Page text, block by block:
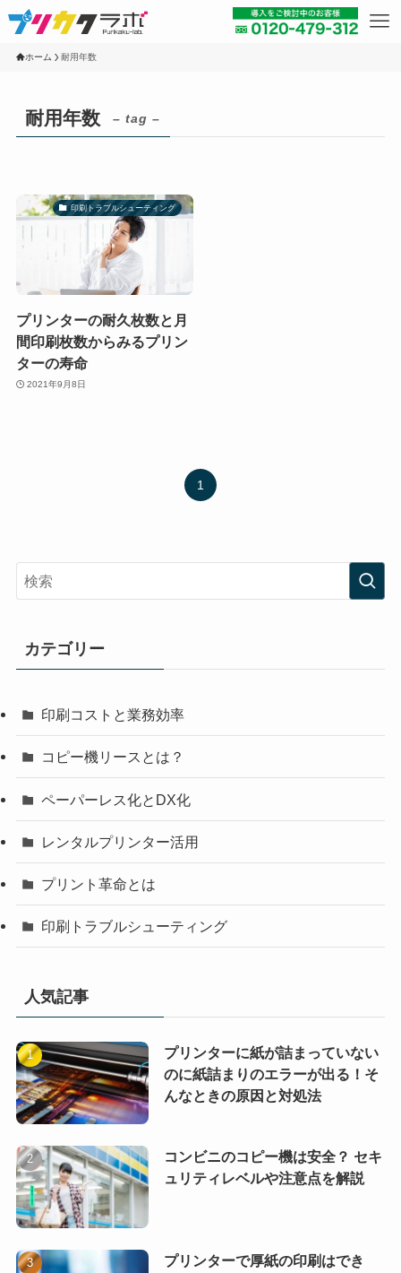
ホーム 耐用年数
耐用年数 – tag –
印刷トラブルシューティング
プリンターの耐久枚数と月
間印刷枚数からみるプリン
ターの寿命
2021年9月8日
1
カテゴリー
印刷コストと業務効率
コピー機リースとは？
ペーパーレス化とDX化
レンタルプリンター活用
プリント革命とは
印刷トラブルシューティング
人気記事
プリンターに紙が詰まっていない
のに紙詰まりのエラーが出る！そ
んなときの原因と対処法
コンビニのコピー機は安全？ セキ
ュリティレベルや注意点を解説
プリンターで厚紙の印刷はでき